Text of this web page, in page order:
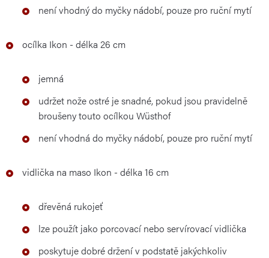
není vhodný do myčky nádobí, pouze pro ruční mytí
ocílka Ikon - délka 26 cm
jemná
udržet nože ostré je snadné, pokud jsou pravidelně
broušeny touto ocílkou Wüsthof
není vhodná do myčky nádobí, pouze pro ruční mytí
vidlička na maso Ikon - délka 16 cm
dřevěná rukojeť
lze použít jako porcovací nebo servírovací vidlička
poskytuje dobré držení v podstatě jakýchkoliv